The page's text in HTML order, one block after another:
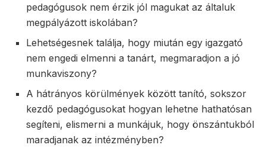
pedagógusok nem érzik jól magukat az általuk
megpályázott iskolában?
Lehetségesnek találja, hogy miután egy igazgató
nem engedi elmenni a tanárt, megmaradjon a jó
munkaviszony?
A hátrányos körülmények között tanító, sokszor
kezdő pedagógusokat hogyan lehetne hathatósan
segíteni, elismerni a munkájuk, hogy önszántukból
maradjanak az intézményben?